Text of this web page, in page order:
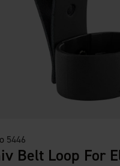
5446
Belt Loop For